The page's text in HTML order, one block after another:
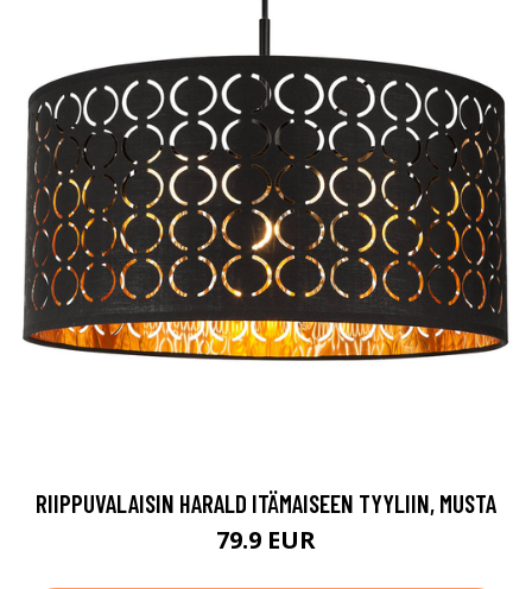
RIIPPUVALAISIN HARALD ITÄMAISEEN TYYLIIN, MUSTA
79.9 EUR